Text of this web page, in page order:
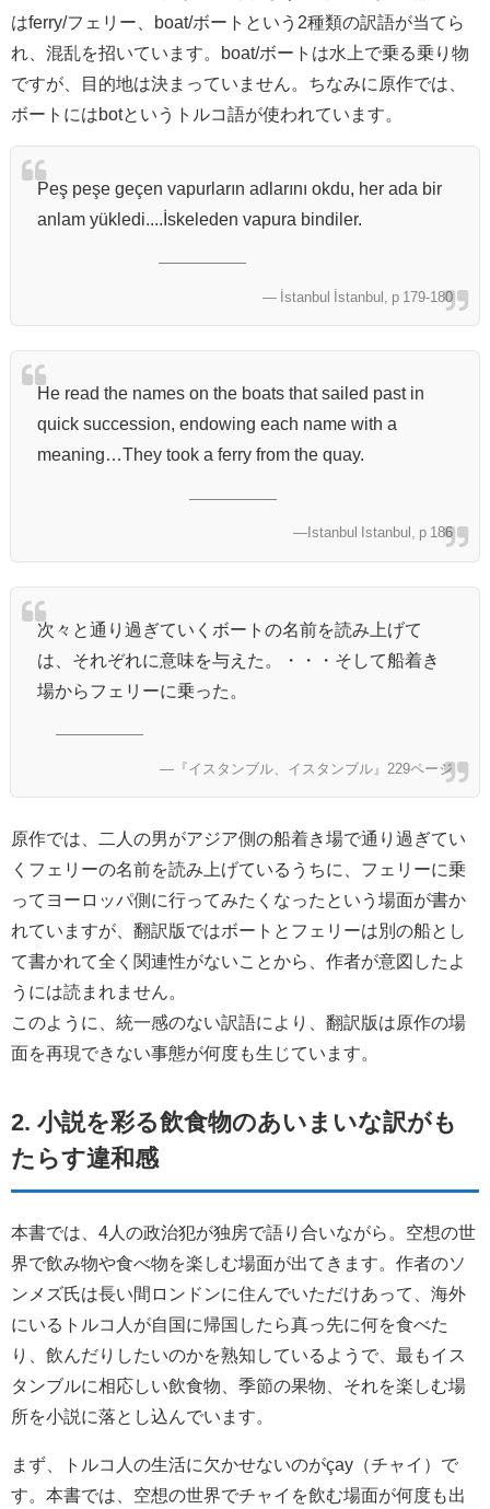
はferry/フェリー、boat/ボートという2種類の訳語が当てら
れ、混乱を招いています。boat/ボートは水上で乗る乗り物
ですが、目的地は決まっていません。ちなみに原作では、
ボートにはbotというトルコ語が使われています。
Peş peşe geçen vapurların adlarını okdu, her ada bir
anlam yükledi....İskeleden vapura bindiler.
― İstanbul İstanbul, p 179-180
He read the names on the boats that sailed past in
quick succession, endowing each name with a
meaning…They took a ferry from the quay.
―Istanbul Istanbul, p 186
次々と通り過ぎていくボートの名前を読み上げて
は、それぞれに意味を与えた。・・・そして船着き
場からフェリーに乗った。
―『イスタンブル、イスタンブル』229ページ
原作では、二人の男がアジア側の船着き場で通り過ぎてい
くフェリーの名前を読み上げているうちに、フェリーに乗
ってヨーロッパ側に行ってみたくなったという場面が書か
れていますが、翻訳版ではボートとフェリーは別の船とし
て書かれて全く関連性がないことから、作者が意図したよ
うには読まれません。
このように、統一感のない訳語により、翻訳版は原作の場
面を再現できない事態が何度も生じています。
2. 小説を彩る飲食物のあいまいな訳がも
たらす違和感
本書では、4人の政治犯が独房で語り合いながら。空想の世
界で飲み物や食べ物を楽しむ場面が出てきます。作者のソ
ンメズ氏は長い間ロンドンに住んでいただけあって、海外
にいるトルコ人が自国に帰国したら真っ先に何を食べた
り、飲んだりしたいのかを熟知しているようで、最もイス
タンブルに相応しい飲食物、季節の果物、それを楽しむ場
所を小説に落とし込んでいます。
まず、トルコ人の生活に欠かせないのがçay（チャイ）で
す。本書では、空想の世界でチャイを飲む場面が何度も出